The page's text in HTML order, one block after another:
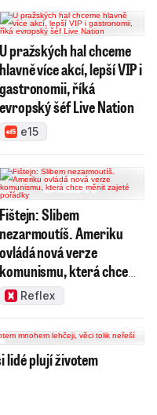
U pražských hal chceme
hlavně více akcí, lepší VIP i
gastronomii, říká
evropský šéf Live Nation
e15
Fištejn: Slibem
nezarmoutíš. Ameriku
ovládá nová verze
komunismu, která chce
měnit zajeté pořádky
Reflex
lidé plují životem